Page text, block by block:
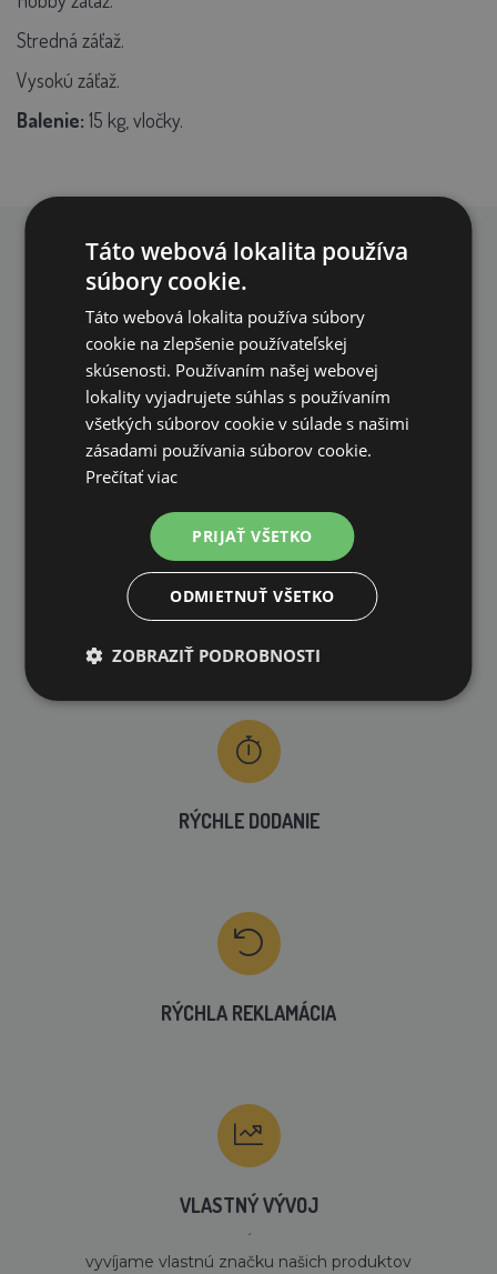
Stredná záťaž.
Vysokú záťaž.
Balenie: 15 kg, vločky.
PREČO NAKUPOVAŤ U NÁS?
DOPRAVA ZDARMA
na všetky objednávky od 200€ vrátane DPH.
VLASTNÝ SKLAD
99 % produktov držíme priamo skladom
RÝCHLE DODANIE
RÝCHLA REKLAMÁCIA
VLASTNÝ VÝVOJ
´
vyvíjame vlastnú značku našich produktov
Táto webová lokalita používa
súbory cookie.
Táto webová lokalita používa súbory
cookie na zlepšenie používateľskej
skúsenosti. Používaním našej webovej
lokality vyjadrujete súhlas s používaním
všetkých súborov cookie v súlade s našimi
zásadami používania súborov cookie.
Prečítať viac
PRIJAŤ VŠETKO
ODMIETNUŤ VŠETKO
ZOBRAZIŤ PODROBNOSTI